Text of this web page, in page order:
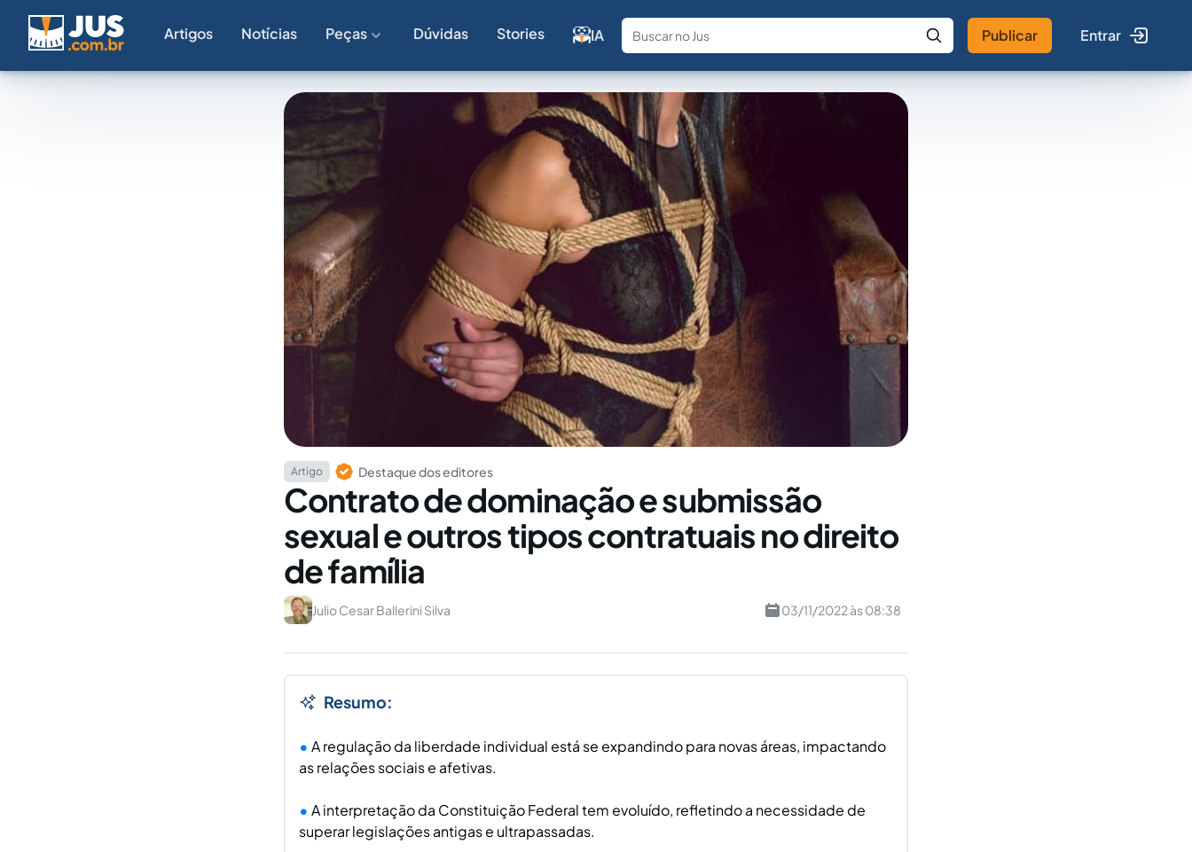
Artigos Notícias Peças Dúvidas Stories IA
Fale com a IA Buscar no Jus
Publicar Entrar
Artigo Destaque dos editores
Contrato de dominação e submissão
sexual e outros tipos contratuais no direito
de família
Julio Cesar Ballerini Silva 03/11/2022 às 08:38
Resumo:
A regulação da liberdade individual está se expandindo para novas áreas, impactando
as relações sociais e afetivas.
A interpretação da Constituição Federal tem evoluído, refletindo a necessidade de
superar legislações antigas e ultrapassadas.